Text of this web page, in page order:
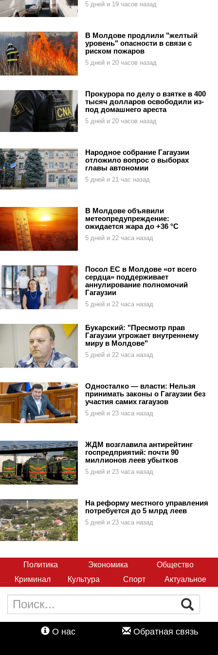
5 дней и 19 часов назад
В Молдове продлили "желтый
уровень" опасности в связи с
риском пожаров
5 дней и 20 часов назад
Прокурора по делу о взятке в 400
тысяч долларов освободили из-
под домашнего ареста
5 дней и 20 часов назад
Народное собрание Гагаузии
отложило вопрос о выборах
главы автономии
5 дней и 21 час назад
В Молдове объявили
метеопредупреждение:
ожидается жара до +36 °C
5 дней и 22 часа назад
Посол ЕС в Молдове «от всего
сердца» поддерживает
аннулирование полномочий
Гагаузии
5 дней и 22 часа назад
Букарский: "Пресмотр прав
Гагаузии угрожает внутреннему
миру в Молдове"
5 дней и 22 часа назад
Односталко — власти: Нельзя
принимать законы о Гагаузии без
участия самих гагаузов
5 дней и 23 часа назад
ЖДМ возглавила антирейтинг
госпредприятий: почти 90
миллионов леев убытков
5 дней и 23 часа назад
На реформу местного управления
потребуется до 5 млрд леев
5 дней и 23 часа назад
Политика Экономика
Общество
Криминал
Культура Спорт Актуальное
О нас Обратная связь